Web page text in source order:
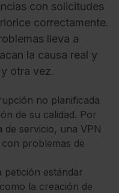
con solicitudes
correctamente.
lleva a
la causa real y
otra vez.
no planificada
de su calidad. Por
servicio, una VPN
problemas de
petición estándar
la creación de